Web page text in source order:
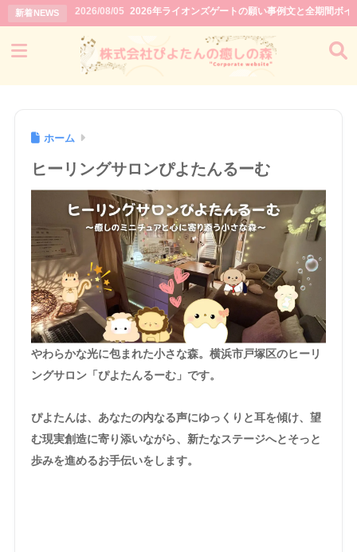
新着NEWS 2026/08/05 2026年ライオンズゲートの願い事例文と全期間ボイ
ホーム
ヒーリングサロンぴよたんるーむ
やわらかな光に包まれた小さな森。横浜市戸塚区のヒーリ
ングサロン「ぴよたんるーむ」です。
ぴよたんは、あなたの内なる声にゆっくりと耳を傾け、望
む現実創造に寄り添いながら、新たなステージへとそっと
歩みを進めるお手伝いをします。